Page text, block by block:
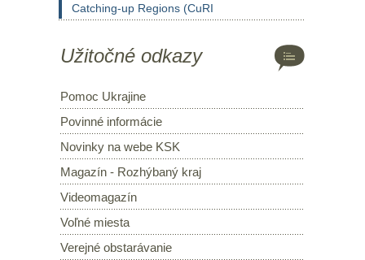
Catching-up Regions (CuRI
Užitočné odkazy
Pomoc Ukrajine
Povinné informácie
Novinky na webe KSK
Magazín - Rozhýbaný kraj
Videomagazín
Voľné miesta
Verejné obstarávanie